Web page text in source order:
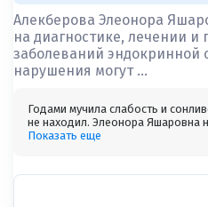
Алекберова Элеонора
на диагностике, лечении и
заболеваний эндокринной
нарушения могут ...
Годами мучила слабость и
не находил. Элеонора Яшаровна
Показать еще